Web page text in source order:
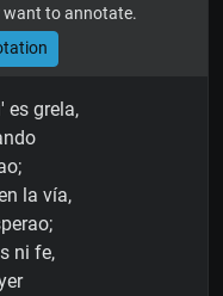
want to annotate.
es grela,
la vía,
ni fe,